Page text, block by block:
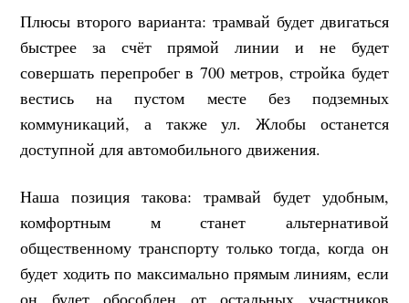
Плюсы второго варианта: трамвай будет двигаться
быстрее за счёт прямой линии и не будет
совершать перепробег в 700 метров, стройка будет
вестись на пустом месте без подземных
коммуникаций, а также ул. Жлобы останется
доступной для автомобильного движения.
Наша позиция такова: трамвай будет удобным,
комфортным м станет альтернативой
общественному транспорту только тогда, когда он
будет ходить по максимально прямым линиям, если
он будет обособлен от остальных участников